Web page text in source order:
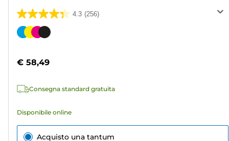
4.3 (256)
4.3
su
256
Cartuccia
€ 58,49
Consegna standard gratuita
Disponibile online
Acquisto una tantum